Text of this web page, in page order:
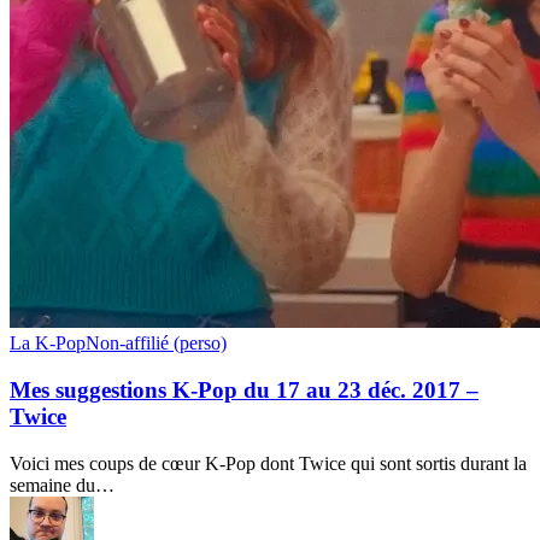
Mes
K-
Pop
du
au
23
déc.
La K-PopNon-affilié (perso)
Mes suggestions K-Pop du 17 au 23 déc. 2017 –
Twice
Voici mes coups de cœur K-Pop dont Twice qui sont sortis durant la
semaine du…